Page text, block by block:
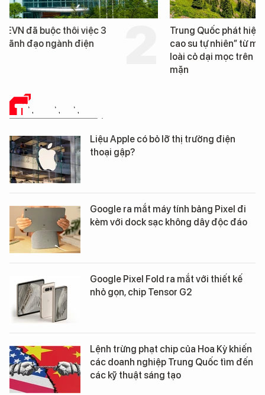
Trung Quốc phát hiện “mỏ
cao su tự nhiên” từ một
Loạt dự án bất động
Đà Nẵng sắp bị kiểm
TIN CÔNG NGHỆ
Liệu Apple có bỏ lỡ thị trường điện
thoại gập?
Google ra mắt máy tính bảng Pixel đi
kèm với dock sạc không dây độc đáo
Google Pixel Fold ra mắt với thiết kế
nhỏ gọn, chip Tensor G2
Lệnh trừng phạt chip của Hoa Kỳ khiến
các doanh nghiệp Trung Quốc tìm đến
các kỹ thuật sáng tạo